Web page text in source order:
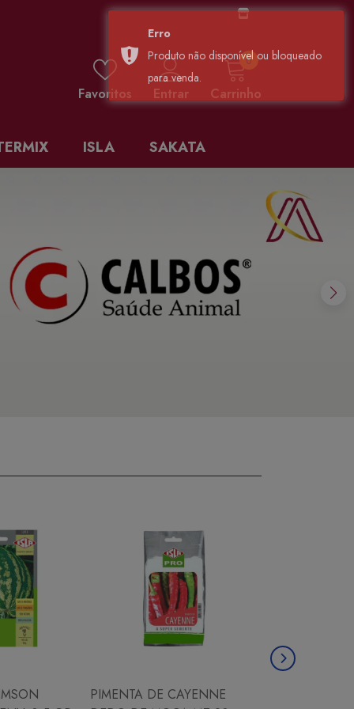
Favoritos Entrar Carrinho
00 items
ISLA SAKATA
PIMENTA DE CAYENNE